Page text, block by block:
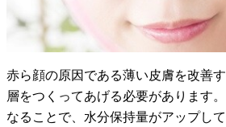
赤ら顔の原因である薄い皮膚を改善
層をつくってあげる必要があります
なることで、水分保持量がアップし